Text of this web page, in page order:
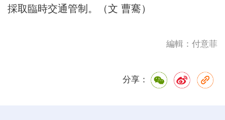
採取臨時交通管制。（文 曹騫）
編輯：付意菲
分享：